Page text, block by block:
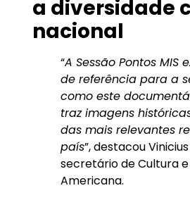
a diversidade
nacional
“A Sessão Pontos MIS
de referência para a
como este
traz imagens
das mais relevantes
país”, destacou
secretário de Cultura
Americana.